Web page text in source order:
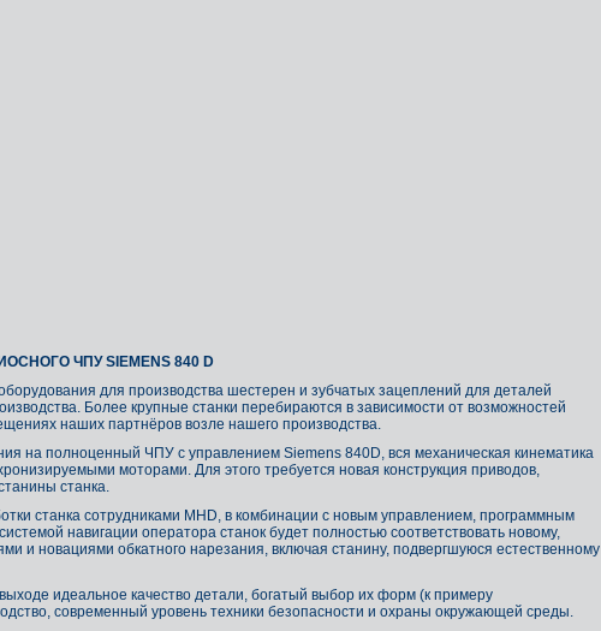
ЧПУ SIEMENS 840 D
для производства шестерен и зубчатых зацеплений для деталей
Более крупные станки перебираются в зависимости от возможностей
наших партнёров возле нашего производства.
на полноценный ЧПУ с управлением Siemens 840D, вся механическая кинематика
моторами. Для этого требуется новая конструкция приводов,
станка.
станка сотрудниками MHD, в комбинации с новым управлением, программным
навигации оператора станок будет полностью соответствовать новому,
и новациями обкатного нарезания, включая станину, подвергшуюся естественному
идеальное качество детали, богатый выбор их форм (к примеру
современный уровень техники безопасности и охраны окружающей среды.